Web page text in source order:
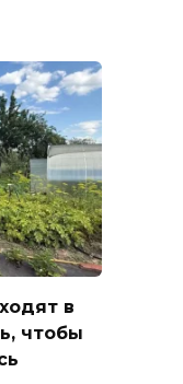
в
чтобы